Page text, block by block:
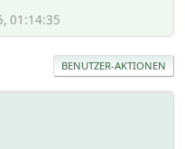
01:14:35
BENUTZER-AKTIONEN